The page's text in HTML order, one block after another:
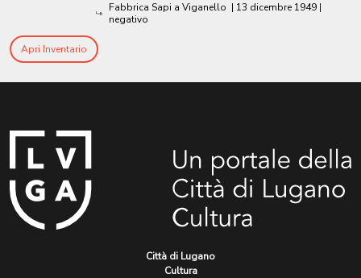
Fabbrica Sapi a Viganello | 13 dicembre 1949 |
negativo
Apri Inventario
Città di Lugano
Cultura